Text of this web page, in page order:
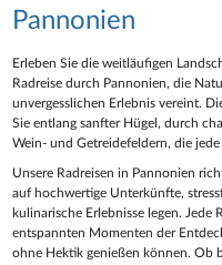
Pannonien
Erleben Sie die weitläufigen
Radreise durch Pannonien, die
unvergesslichen Erlebnis vereint.
Sie entlang sanfter Hügel, durch
Wein- und Getreidefeldern, die
Unsere Radreisen in Pannonien
auf hochwertige Unterkünfte,
kulinarische Erlebnisse legen. Jede
entspannten Momenten der
ohne Hektik genießen können. Ob